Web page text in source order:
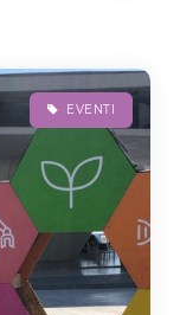
EVENTI